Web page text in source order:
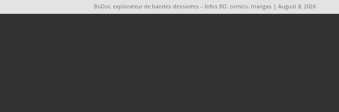
BoDoï, explorateur de bandes dessinées – Infos BD, comics, mangas | August 8, 2026